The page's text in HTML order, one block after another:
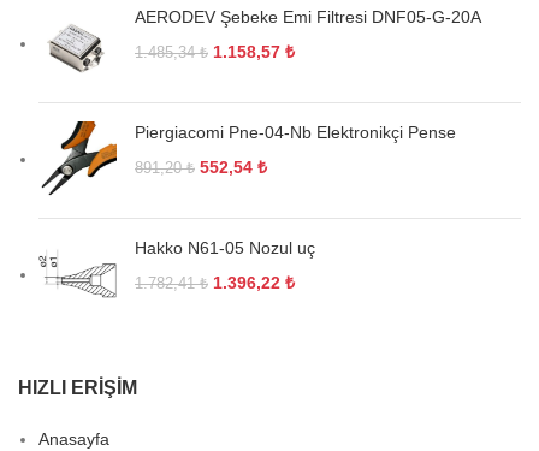
AERODEV Şebeke Emi Filtresi DNF05-G-20A
1.485,34₺ 1.158,57 ₺
Piergiacomi Pne-04-Nb Elektronikçi Pense
891,20₺ 552,54 ₺
Hakko N61-05 Nozul uç
1.782,41₺ 1.396,22 ₺
HIZLI ERIŞIM
Anasayfa